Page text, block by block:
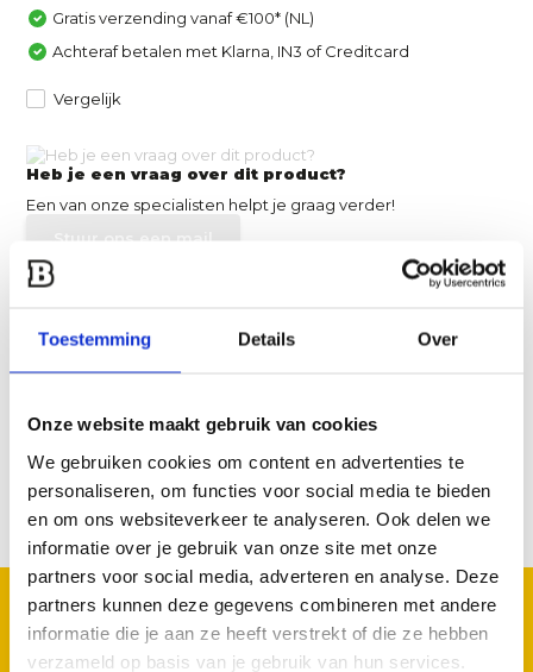
Toestemming Details Over
Onze website maakt gebruik van cookies
We gebruiken cookies om content en advertenties te
personaliseren, om functies voor social media te bieden
en om ons websiteverkeer te analyseren. Ook delen we
informatie over je gebruik van onze site met onze
partners voor social media, adverteren en analyse. Deze
partners kunnen deze gegevens combineren met andere
informatie die je aan ze heeft verstrekt of die ze hebben
verzameld op basis van je gebruik van hun services.
Gratis verzending vanaf €100* (NL)
Achteraf betalen met Klarna, IN3 of Creditcard
Vergelijk
Heb je een vraag over dit product?
Een van onze specialisten helpt je graag verder!
Stuur ons een mail
Reviews
Delen
GOED TE COMBINEREN
Met deze accessoires